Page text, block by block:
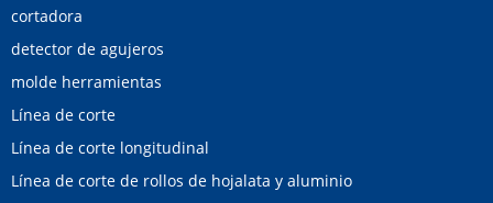
cortadora
detector de agujeros
molde herramientas
Línea de corte
Línea de corte longitudinal
Línea de corte de rollos de hojalata y aluminio